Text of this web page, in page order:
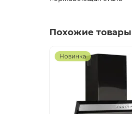
Похожие товары
Новинка